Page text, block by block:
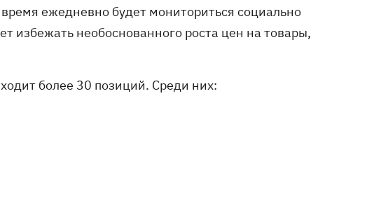
ежедневно будет мониториться социально
избежать необоснованного роста цен на товары,
более 30 позиций. Среди них: